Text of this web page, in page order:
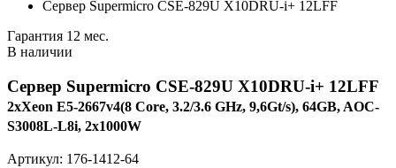
Сервер Supermicro CSE-829U X10DRU-i+ 12LFF
Гарантия 12 мес.
В наличии
Сервер Supermicro CSE-829U X10DRU-i+ 12LFF
2xXeon E5-2667v4(8 Core, 3.2/3.6 GHz, 9,6Gt/s), 64GB, AOC-
S3008L-L8i, 2x1000W
Артикул: 176-1412-64